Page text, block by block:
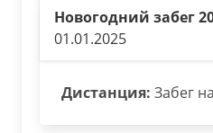
Новогодний забег
01.01.2025
Дистанция: Забег